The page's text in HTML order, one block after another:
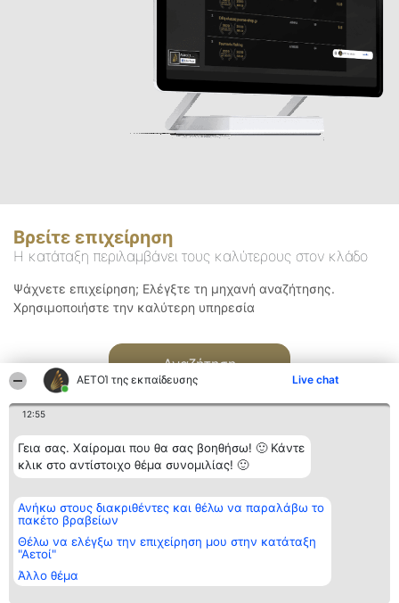
ΑΕΤΟΊ της εκπαίδευσης Live chat
12:55
Γεια σας. Χαίρομαι που θα σας βοηθήσω! 🙂 Κάντε
κλικ στο αντίστοιχο θέμα συνομιλίας! 🙂
Ανήκω στους διακριθέντες και θέλω να παραλάβω το
πακέτο βραβείων
Θέλω να ελέγξω την επιχείρηση μου στην κατάταξη
"Αετοί"
Άλλο θέμα
Βρείτε επιχείρηση
Η κατάταξη περιλαμβάνει τους καλύτερους στον κλάδο
Ψάχνετε επιχείρηση; Ελέγξτε τη μηχανή αναζήτησης.
Χρησιμοποιήστε την καλύτερη υπηρεσία
Αναζήτηση
Διοργανωτής της
κατάταξης
BEAUTIFUL COMPANY
ΤΗΛ. ΕΠΙΚΟΙΝΩΝΙΑΣ:
2104128019
email:
aetoi@beautifulcompany.co
Κατάταξη
Διακριθέντες
των
διακριθέντων
προϋποθέσεις
Επικοινωνία
Επικοινωνία